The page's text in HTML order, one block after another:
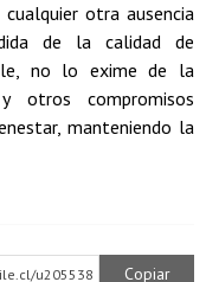
otra ausencia
de la calidad de
no lo exime de la
otros compromisos
manteniendo la
u205538 Copiar